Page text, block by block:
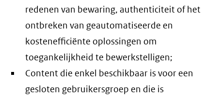
redenen van bewaring, authenticiteit of het
ontbreken van geautomatiseerde en
kostenefficiënte oplossingen om
toegankelijkheid te bewerkstelligen;
Content die enkel beschikbaar is voor een
gesloten gebruikersgroep en die is